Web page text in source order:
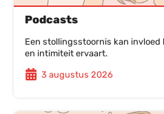
Podcasts
Een stollingsstoornis kan
en intimiteit ervaart.
3 augustus 2026